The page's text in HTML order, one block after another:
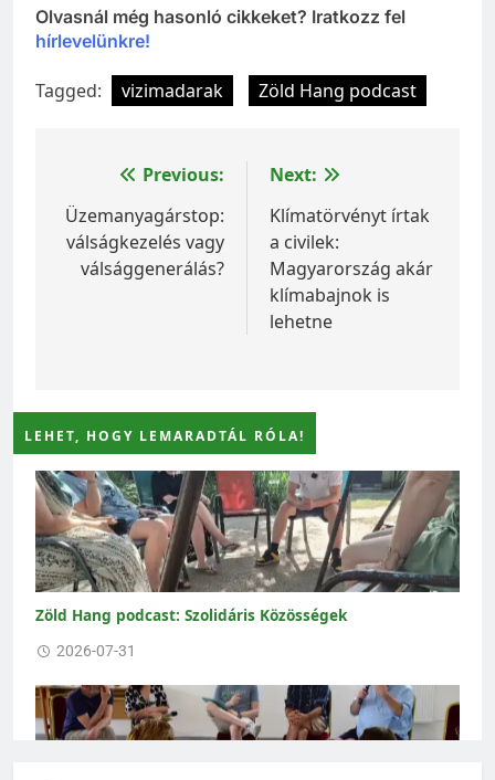
Olvasnál még hasonló cikkeket? Iratkozz fel
hírlevelünkre!
Tagged: vizimadarak Zöld Hang podcast
Bejegyzés
navigáció
Previous:
Üzemanyagárstop:
válságkezelés vagy
válsággenerálás?
Next:
Klímatörvényt írtak
a civilek:
Magyarország akár
klímabajnok is
lehetne
LEHET, HOGY LEMARADTÁL RÓLA!
Zöld Hang podcast: Szolidáris Közösségek
2026-07-31